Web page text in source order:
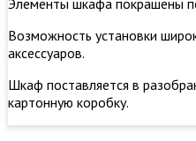
Элементы шкафа покрашены
Возможность установки
аксессуаров.
Шкаф поставляется в
картонную коробку.